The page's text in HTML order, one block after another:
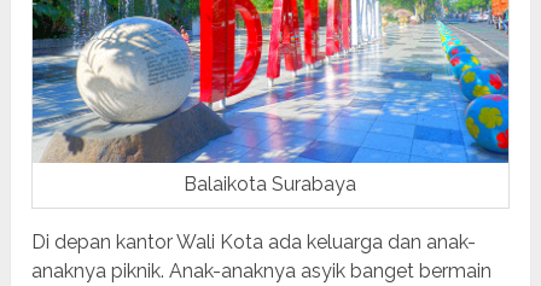
Balaikota Surabaya
Di depan kantor Wali Kota ada keluarga dan anak-
anaknya piknik. Anak-anaknya asyik banget bermain